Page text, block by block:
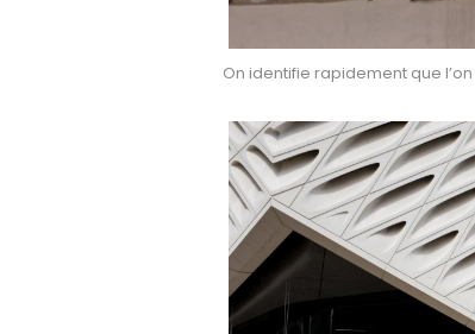
On identifie rapidement que